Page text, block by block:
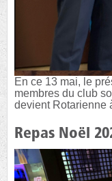
En ce 13 mai, le
membres du club
devient Rotarienne
Repas Noël